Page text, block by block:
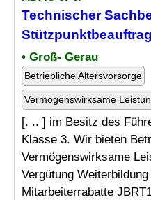
Technischer
• Groß- Gerau
Betriebliche Altersvorsorge
Vermögenswirksame
[. .. ] im Besitz des
Klasse 3. Wir bieten
Vermögenswirksame
Vergütung
Mitarbeiterrabatte